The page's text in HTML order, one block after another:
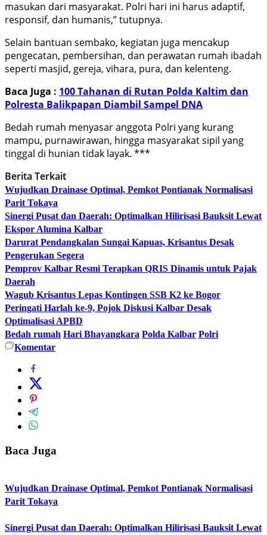
masukan dari masyarakat. Polri hari ini harus adaptif,
responsif, dan humanis,” tutupnya.
Selain bantuan sembako, kegiatan juga mencakup
pengecatan, pembersihan, dan perawatan rumah ibadah
seperti masjid, gereja, vihara, pura, dan kelenteng.
Baca Juga : 100 Tahanan di Rutan Polda Kaltim dan
Polresta Balikpapan Diambil Sampel DNA
Bedah rumah menyasar anggota Polri yang kurang
mampu, purnawirawan, hingga masyarakat sipil yang
tinggal di hunian tidak layak. ***
Berita Terkait
Wujudkan Drainase Optimal, Pemkot Pontianak Normalisasi
Parit Tokaya
Sinergi Pusat dan Daerah: Optimalkan Hilirisasi Bauksit Lewat
Ekspor Alumina Kalbar
Darurat Pendangkalan Sungai Kapuas, Krisantus Desak
Pengerukan Segera
Pemprov Kalbar Resmi Terapkan QRIS Dinamis untuk Pajak
Daerah
Wagub Krisantus Lepas Kontingen SSB K2 ke Bogor
Peringati Harlah ke-9, Pojok Diskusi Kalbar Desak
Optimalisasi APBD
Bedah rumah Hari Bhayangkara Polda Kalbar Polri
Komentar
Baca Juga
Wujudkan Drainase Optimal, Pemkot Pontianak Normalisasi
Parit Tokaya
Sinergi Pusat dan Daerah: Optimalkan Hilirisasi Bauksit Lewat